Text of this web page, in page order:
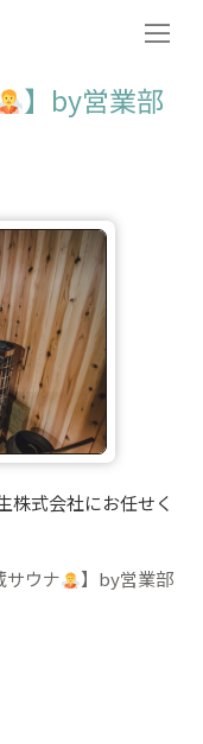
】by営業部
株式会社にお任せく
サウナ
】by営業部